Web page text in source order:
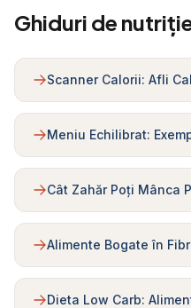
Ghiduri de
Scanner Calorii: Afli
Meniu Echilibrat:
Cât Zahăr Poți Mânca
Alimente Bogate în
Dieta Low Carb: